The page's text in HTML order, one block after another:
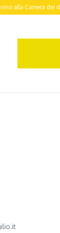
alla Camera dei